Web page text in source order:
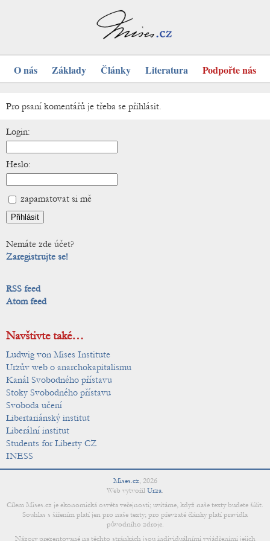
O nás Základy Články Literatura Podpořte nás
Pro psaní komentářů je třeba se přihlásit.
Login:
Heslo:
zapamatovat si mě
Nemáte zde účet?
Zaregistrujte se!
RSS feed
Atom feed
Navštivte také…
Ludwig von Mises Institute
Urzův web o anarchokapitalismu
Kanál Svobodného přístavu
Stoky Svobodného přístavu
Svoboda učení
Libertariánský institut
Liberální institut
Students for Liberty CZ
INESS
Mises.cz, 2026
Web vytvořil Urza.
Cílem Mises.cz je ekonomická osvěta veřejnosti; uvítáme, když naše texty budete šířit.
Souhlas s šířením platí jen pro naše texty; pro převzaté články platí pravidla
původního zdroje.
Názory prezentované na těchto stránkách jsou individuálními vyjádřeními jejich